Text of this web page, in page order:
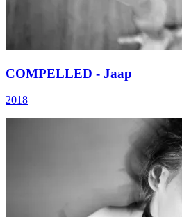
COMPELLED - Jaap
2018